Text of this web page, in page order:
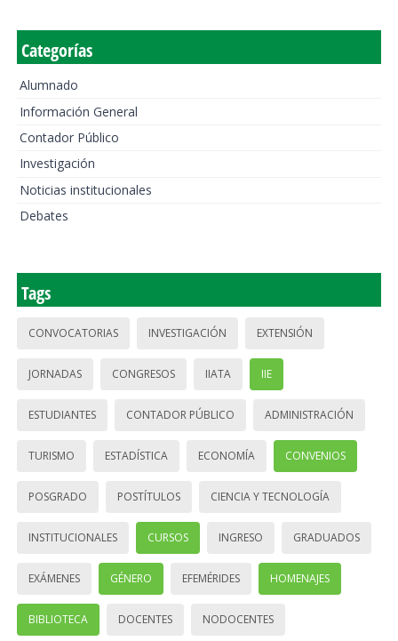
Categorías
Alumnado
Información General
Contador Público
Investigación
Noticias institucionales
Debates
Tags
CONVOCATORIAS INVESTIGACIÓN EXTENSIÓN
JORNADAS CONGRESOS IIATA IIE
ESTUDIANTES CONTADOR PÚBLICO ADMINISTRACIÓN
TURISMO ESTADÍSTICA ECONOMÍA CONVENIOS
POSGRADO POSTÍTULOS CIENCIA Y TECNOLOGÍA
INSTITUCIONALES CURSOS INGRESO GRADUADOS
EXÁMENES GÉNERO EFEMÉRIDES HOMENAJES
BIBLIOTECA DOCENTES NODOCENTES